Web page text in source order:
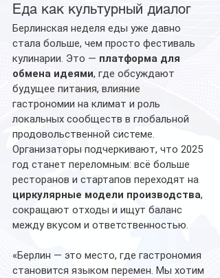
Еда как культурный диалог
Берлинская неделя еды уже давно
стала больше, чем просто фестиваль
кулинарии. Это — платформа для
обмена идеями, где обсуждают
будущее питания, влияние
гастрономии на климат и роль
локальных сообществ в глобальной
продовольственной системе.
Организаторы подчеркивают, что 2025
год станет переломным: всё больше
ресторанов и стартапов переходят на
циркулярные модели производства,
сокращают отходы и ищут баланс
между вкусом и ответственностью.
«Берлин — это место, где гастрономия
становится языком перемен. Мы хотим